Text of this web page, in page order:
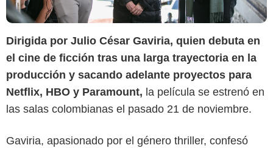
Dirigida por Julio César Gaviria, quien debuta en
el cine de ficción tras una larga trayectoria en la
producción y sacando adelante proyectos para
Netflix, HBO y Paramount, la película se estrenó en
las salas colombianas el pasado 21 de noviembre.
Gaviria, apasionado por el género thriller, confesó